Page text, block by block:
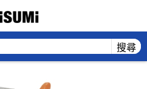
搜尋